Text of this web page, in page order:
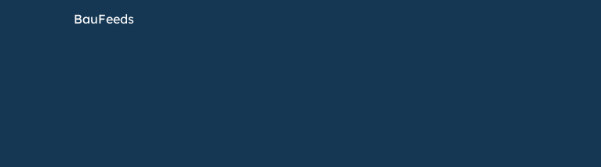
BauFeeds